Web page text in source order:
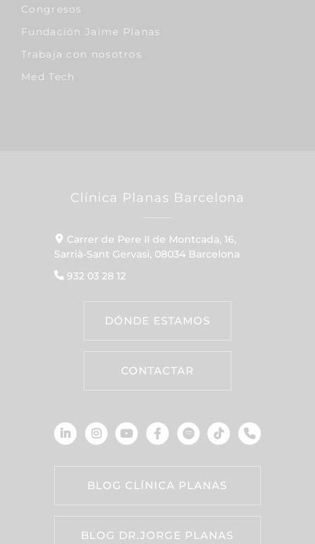
Congresos
Fundación Jaime Planas
Trabaja con nosotros
Med Tech
Clínica Planas Barcelona
Carrer de Pere II de Montcada, 16,
Sarrià-Sant Gervasi, 08034 Barcelona
932 03 28 12
DÓNDE ESTAMOS
CONTACTAR
BLOG CLÍNICA PLANAS
BLOG DR.JORGE PLANAS